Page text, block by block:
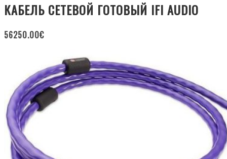
КАБЕЛЬ СЕТЕВОЙ ГОТОВЫЙ IFI AUDIO
56250.00€